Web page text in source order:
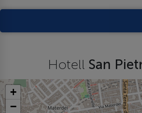
Hotell San
+
−